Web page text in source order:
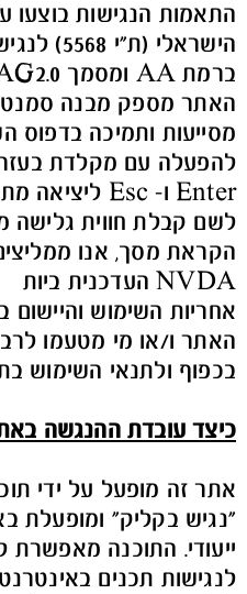
התאמות הנגישות בוצעו
הישראלי
ברמת AA ומסמך WCAG2.0 הבינלאומי.
האתר מספק מבנה סמנטי
מסייעות ותמיכה בדפוס
להפעלה עם מקלדת
Enter ו- Esc ליציאה מתפריטים וחלונות.
לשם קבלת חווית גלישה
הקראת מסך, אנו
NVDA העדכנית ביות
אחריות השימוש
האתר ו/או מי מטעמו
בכפוף ולתנאי השימוש
כיצד עובדת ההנגשה
אתר זה מופעל על ידי
"נגיש בקליק" ומופעלת
ייעודי. התוכנה